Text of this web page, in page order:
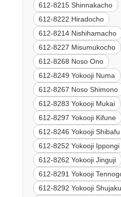
612-8215 Shinnakacho
612-8222 Hiradocho
612-8214 Nishihamacho
612-8227 Misumukocho
612-8268 Noso Ono
612-8249 Yokooji Numa
612-8267 Noso Shimono
612-8283 Yokooji Mukai
612-8297 Yokooji Kifune
612-8246 Yokooji Shibafu
612-8252 Yokooji Ippongi
612-8262 Yokooji Jinguji
612-8291 Yokooji
612-8292 Yokooji Shujaku